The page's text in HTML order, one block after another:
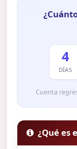
4
DÍAS
Cuenta
¿Qué es